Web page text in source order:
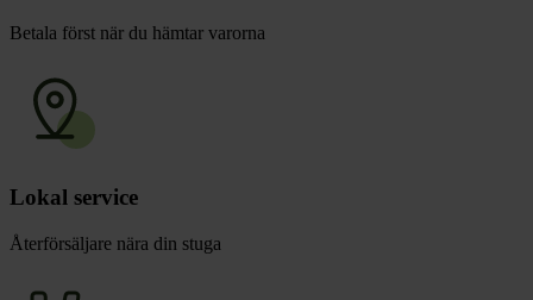
Betala först när du hämtar varorna
Lokal service
Återförsäljare nära din stuga